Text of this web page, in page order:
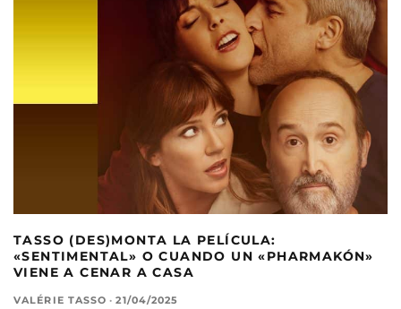
TASSO (DES)MONTA LA PELÍCULA:
«SENTIMENTAL» O CUANDO UN «PHARMAKÓN»
VIENE A CENAR A CASA
VALÉRIE TASSO · 21/04/2025